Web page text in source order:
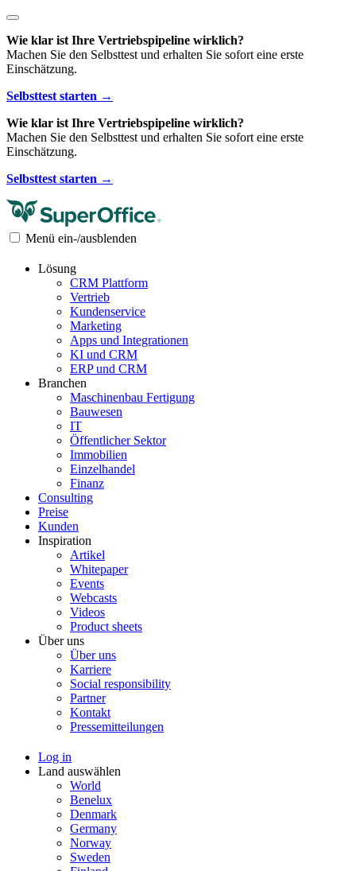
Wie klar ist Ihre Vertriebspipeline wirklich?
Machen Sie den Selbsttest und erhalten Sie sofort eine erste
Einschätzung.
Selbsttest starten →
Wie klar ist Ihre Vertriebspipeline wirklich?
Machen Sie den Selbsttest und erhalten Sie sofort eine erste
Einschätzung.
Selbsttest starten →
Menü ein-/ausblenden
Lösung
CRM Plattform
Vertrieb
Kundenservice
Marketing
Apps und Integrationen
KI und CRM
ERP und CRM
Branchen
Maschinenbau Fertigung
Bauwesen
IT
Öffentlicher Sektor
Immobilien
Einzelhandel
Finanz
Consulting
Preise
Kunden
Inspiration
Artikel
Whitepaper
Events
Webcasts
Videos
Product sheets
Über uns
Über uns
Karriere
Social responsibility
Partner
Kontakt
Pressemitteilungen
Log in
Land auswählen
World
Benelux
Denmark
Germany
Norway
Sweden